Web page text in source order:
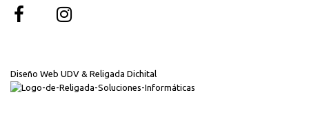
Diseño Web UDV & Religada Dichital